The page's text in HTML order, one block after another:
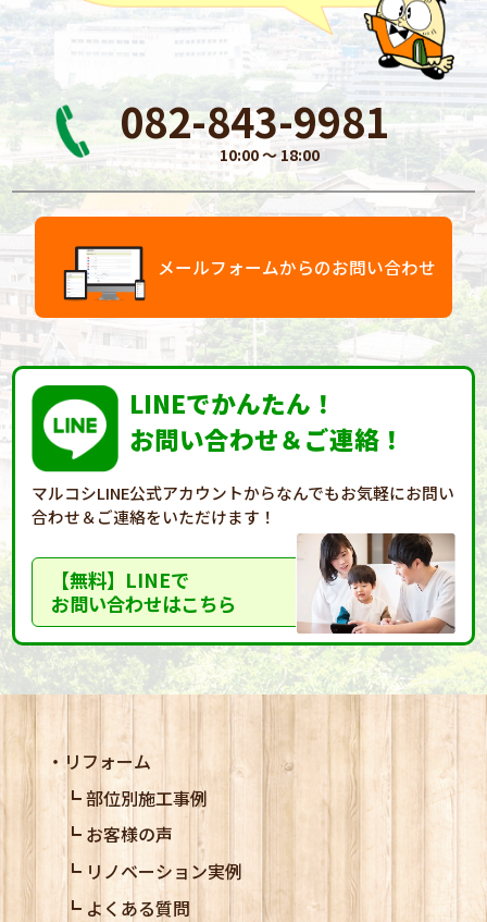
082-843-9981
10:00 〜 18:00
メールフォームからのお問い合わせ
LINEでかんたん！
お問い合わせ＆ご連絡！
マルコシLINE公式アカウントからなんでもお気軽にお問い
合わせ＆ご連絡をいただけます！
【無料】LINEで
お問い合わせはこちら
リフォーム
部位別施工事例
お客様の声
リノベーション実例
よくある質問